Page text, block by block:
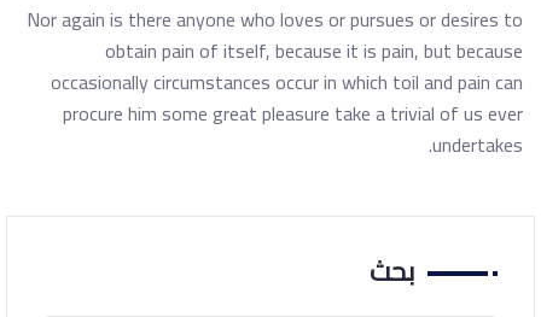
Nor again is there anyone who loves or pursues or desires to
obtain pain of itself, because it is pain, but because
occasionally circumstances occur in which toil and pain can
procure him some great pleasure take a trivial of us ever
undertakes.
بحث